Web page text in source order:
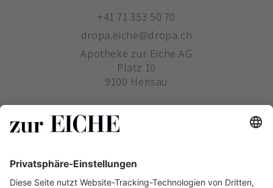
+41 71 353 50 70
dropa.eiche@dropa.ch
Apotheke zur Eiche AG
Platz 10
9100 Herisau
ZUR EICHE
PHARMAVERTRIEB